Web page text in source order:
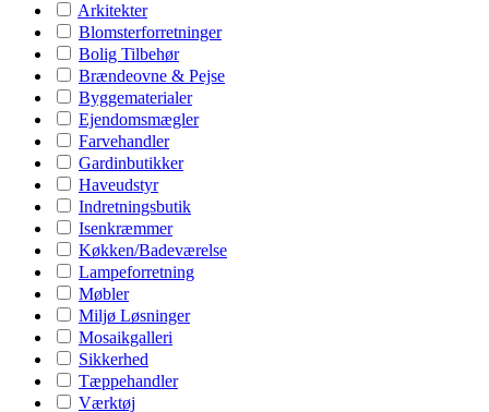
Arkitekter
Blomsterforretninger
Bolig Tilbehør
Brændeovne & Pejse
Byggematerialer
Ejendomsmægler
Farvehandler
Gardinbutikker
Haveudstyr
Indretningsbutik
Isenkræmmer
Køkken/Badeværelse
Lampeforretning
Møbler
Miljø Løsninger
Mosaikgalleri
Sikkerhed
Tæppehandler
Værktøj